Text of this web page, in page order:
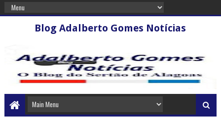
Blog Adalberto Gomes Notícias